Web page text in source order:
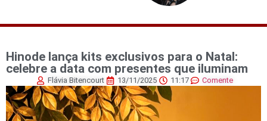
Hinode lança kits exclusivos para o Natal:
celebre a data com presentes que iluminam
Flávia Bitencourt 13/11/2025 11:17 Comente